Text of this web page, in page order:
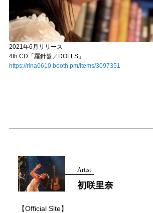
2021年6月リリース
4th CD「羅針盤／DOLLS」
https://rina0610.booth.pm/items/3097351
Artist
初咲里奈
【Official Site】